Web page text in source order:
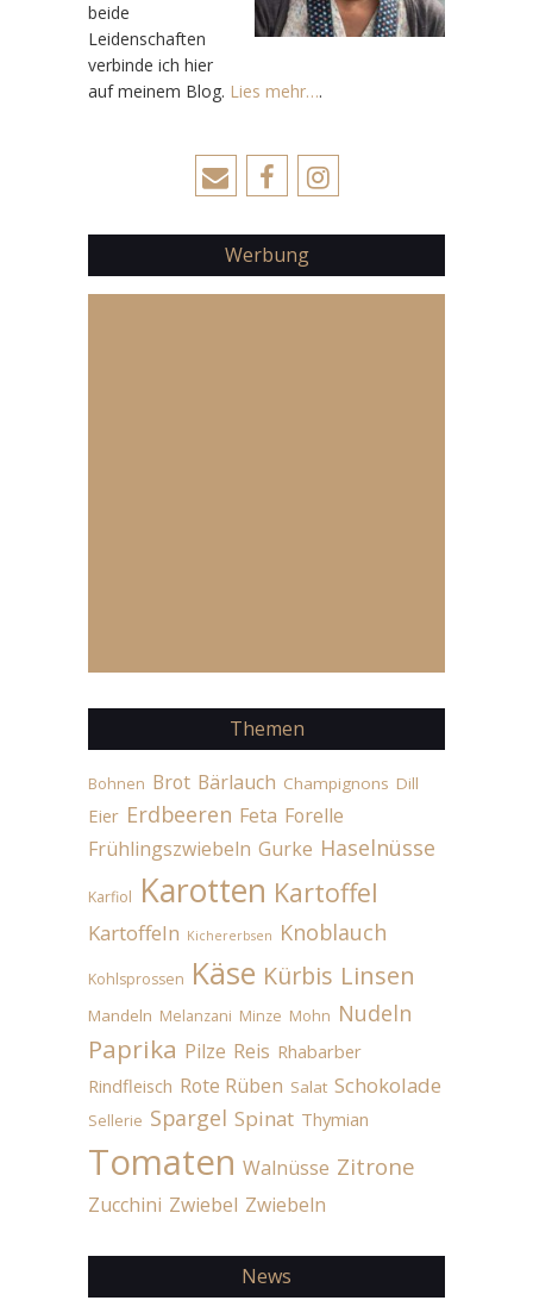
beide
Leidenschaften
verbinde ich hier
auf meinem Blog. Lies mehr….
Werbung
Themen
Bohnen Brot Bärlauch Champignons Dill
Eier Erdbeeren Feta Forelle
Frühlingszwiebeln Gurke Haselnüsse
Karfiol Karotten Kartoffel
Kartoffeln Kichererbsen Knoblauch
Kohlsprossen Käse Kürbis Linsen
Mandeln Melanzani Minze Mohn Nudeln
Paprika Pilze Reis Rhabarber
Rindfleisch Rote Rüben Salat Schokolade
Sellerie Spargel Spinat Thymian
Tomaten Walnüsse Zitrone
Zucchini Zwiebel Zwiebeln
News